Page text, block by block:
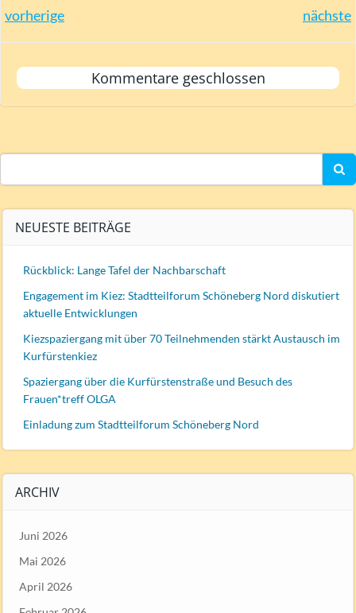
Post
navigation
vorherige
navigation
nächste
Kommentare geschlossen
for:
NEUESTE BEITRÄGE
Rückblick: Lange Tafel der Nachbarschaft
Engagement im Kiez: Stadtteilforum Schöneberg Nord diskutiert
aktuelle Entwicklungen
Kiezspaziergang mit über 70 Teilnehmenden stärkt Austausch im
Kurfürstenkiez
Spaziergang über die Kurfürstenstraße und Besuch des
Frauen*treff OLGA
Einladung zum Stadtteilforum Schöneberg Nord
ARCHIV
Juni 2026
Mai 2026
April 2026